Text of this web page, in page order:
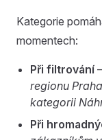
Kategorie
momentech:
Při filtrování
regionu
kategorii
Při